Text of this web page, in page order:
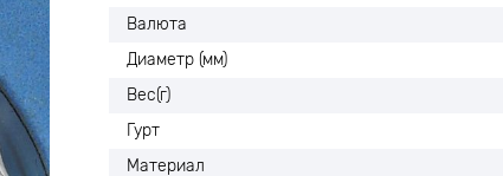
Валюта
Диаметр (мм)
Вес(г)
Гурт
Материал